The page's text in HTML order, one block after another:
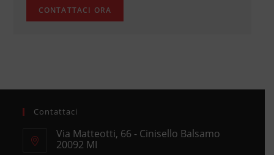
Contattaci
Via Matteotti, 66 - Cinisello Balsamo
20092 MI